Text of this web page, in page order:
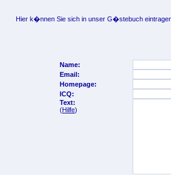
Hier k�nnen Sie sich in unser G�stebuch
Name:
Email:
Homepage:
ICQ:
Text:
(Hilfe)